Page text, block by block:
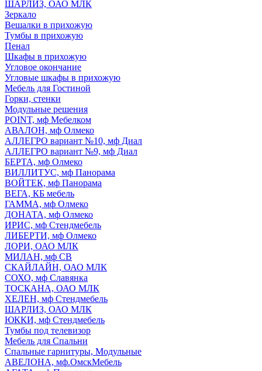
ШАРЛИЗ, ОАО МЛК
Зеркало
Вешалки в прихожую
Тумбы в прихожую
Пенал
Шкафы в прихожую
Угловое окончание
Угловые шкафы в прихожую
Мебель для Гостиной
Горки, стенки
Модульные решения
POINT, мф Мебелком
АВАЛОН, мф Олмеко
АЛЛЕГРО вариант №10, мф Диал
АЛЛЕГРО вариант №9, мф Диал
БЕРТА, мф Олмеко
ВИЛЛИТУС, мф Панорама
ВОЙТЕК, мф Панорама
ВЕГА, КБ мебель
ГАММА, мф Олмеко
ДОНАТА, мф Олмеко
ИРИС, мф Стендмебель
ЛИБЕРТИ, мф Олмеко
ЛОРИ, ОАО МЛК
МИЛАН, мф СВ
СКАЙЛАЙН, ОАО МЛК
СОХО, мф Славянка
ТОСКАНА, ОАО МЛК
ХЕЛЕН, мф Стендмебель
ШАРЛИЗ, ОАО МЛК
ЮККИ, мф Стендмебель
Тумбы под телевизор
Мебель для Спальни
Спальные гарнитуры, Модульные
АВЕЛОНА, мф.ОмскМебель